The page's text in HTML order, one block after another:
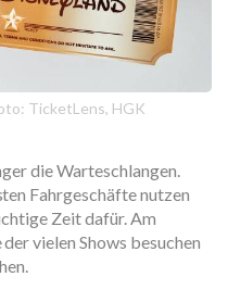
TicketLens, HGK
die Warteschlangen.
Fahrgeschäfte nutzen
Zeit dafür. Am
vielen Shows besuchen